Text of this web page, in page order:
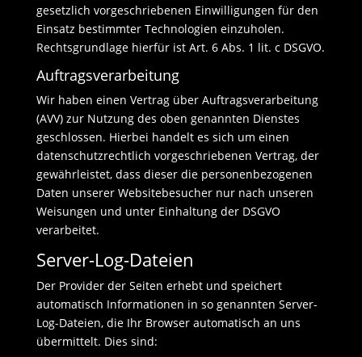
gesetzlich vorgeschriebenen Einwilligungen für den
Einsatz bestimmter Technologien einzuholen.
Rechtsgrundlage hierfür ist Art. 6 Abs. 1 lit. c DSGVO.
Auftragsverarbeitung
Wir haben einen Vertrag über Auftragsverarbeitung
(AVV) zur Nutzung des oben genannten Dienstes
geschlossen. Hierbei handelt es sich um einen
datenschutzrechtlich vorgeschriebenen Vertrag, der
gewährleistet, dass dieser die personenbezogenen
Daten unserer Websitebesucher nur nach unseren
Weisungen und unter Einhaltung der DSGVO
verarbeitet.
Server-Log-Dateien
Der Provider der Seiten erhebt und speichert
automatisch Informationen in so genannten Server-
Log-Dateien, die Ihr Browser automatisch an uns
übermittelt. Dies sind: